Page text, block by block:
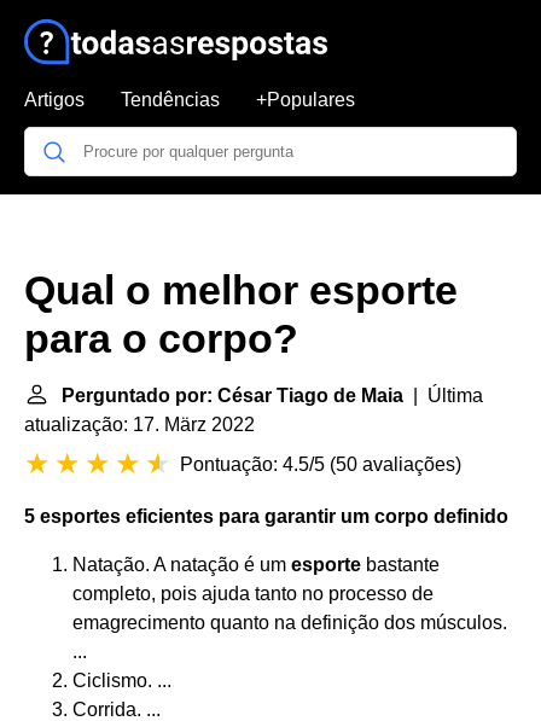
Artigos Tendências +Populares
Qual o melhor esporte
para o corpo?
Perguntado por: César Tiago de Maia | Última
atualização: 17. März 2022
Pontuação: 4.5/5 (50 avaliações)
5 esportes eficientes para garantir um corpo definido
Natação. A natação é um esporte bastante
completo, pois ajuda tanto no processo de
emagrecimento quanto na definição dos músculos.
...
Ciclismo. ...
Corrida. ...